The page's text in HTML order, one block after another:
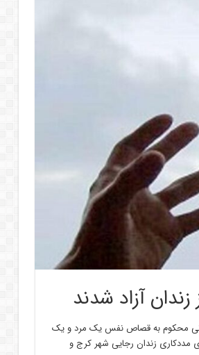
نژاد روز سه شنبه در گفت و گو با خبرنگار ایرنا افزود: این ۲ زندانی محکوم به قصاص نفس یک مرد و یک
مددکاری زندان رجایی شهر کرج و